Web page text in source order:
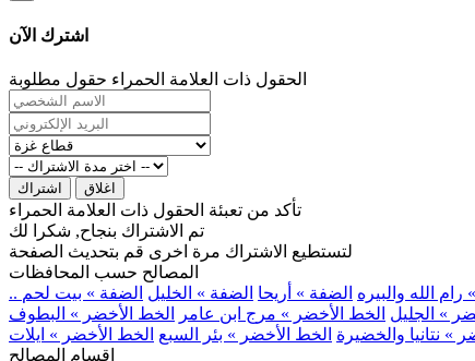
اشترك الآن
الحقول ذات العلامة الحمراء حقول مطلوبة
اشتراك اغلاق
تأكد من تعبئة الحقول ذات العلامة الحمراء
تم الاشتراك بنجاح, شكرا لك
لتستطيع الاشتراك مرة اخرى قم بتحديث الصفحة
المصالح حسب المحافظات
رام الله والبيره الضفة » أريحا الضفة » الخليل الضفة » بيت لحم
» الجليل الخط الأخضر » مرج ابن عامر
الخط الأخضر » البطوف
» نتانيا والخضيرة الخط الأخضر » بئر السبع الخط الأخضر » ايلات
اقسام المصالح